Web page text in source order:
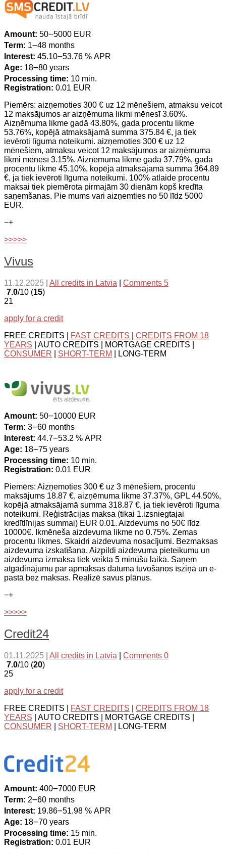
Amount: 50౼5000 EUR
Term: 1౼48 months
Interest: 45.10౼53.76 % APR
Age: 18౼80 years
Processing time: 10 min.
Registration: 0.01 EUR
Piemērs: aizņemoties 300 € uz 12 mēnešiem, atmaksu veicot
12 maksājumos ar aizņēmuma likmi mēnesī 3.60%.
Aizņēmuma likme gadā 43.80%, gada procentu likme
53.76%, kopējā atmaksājamā summa 375.84 €, ja tiek
ievēroti līguma noteikumi. aizņemoties 300 € uz 12
mēnešiem, atmaksu veicot 12 maksājumos ar aizņēmuma
likmi mēnesī 3.15%. Aizņēmuma likme gadā 37.79%, gada
procentu likme 45.10%, kopējā atmaksājamā summa 364.89
€, ja tiek ievēroti līguma noteikumi. 100% atlaide procentu
maksai tiek piemērota pirmajām 30 dienām kopš kredīta
saņemšanas. Pie mums vari aizņemties no 50 līdz 5000
EUR.
−+
>>>>>
Vivus
11.12.2025 All credits in Latvia
Comments 5
7.0/10 (15)
21
apply for a credit
FREE CREDITS |
FAST CREDITS
CREDITS FROM 18
YEARS | AUTO CREDITS | MORTGAGE CREDITS |
CONSUMER
SHORT-TERM | LONG-TERM
Amount: 50౼10000 EUR
Term: 3౼60 months
Interest: 44.7౼53.2 % APR
Age: 18౼75 years
Processing time: 10 min.
Registration: 0.01 EUR
Piemērs: Aizņemoties 300 € uz 3 mēnešiem, procentu
maksājums 18.87 €, aizņēmuma likme 37.37%, GPL 44.50%,
kopējā atmaksājamā summa 318.87 €, ja tiek ievēroti līguma
noteikumi. Reģistrācijas maksa (tikai 1.izsniegtajai
kredītlīnijas summai) EUR 0.01. Aizdevums no 50€ līdz
10000€. Ikmēneša aizdevuma likme no 0.75%. Zemas
procentu likmes. Skaidri aizdevuma nosacījumi. Bezmaksas
aizdevuma izskatīšana. Aizpildi aizdevuma pieteikumu un
aizdevuma izmaksa tiek veikta 5 minūšu laikā. Saņem
atgādinājumu par apmaksas datuma tuvošanos īsziņā un e-
pastā bez maksas. Realizē savus plānus.
−+
>>>>>
Credit24
01.11.2025 All credits in Latvia
Comments 0
7.0/10 (20)
25
apply for a credit
FREE CREDITS |
FAST CREDITS
CREDITS FROM 18
YEARS | AUTO CREDITS | MORTGAGE CREDITS |
CONSUMER
SHORT-TERM | LONG-TERM
Amount: 400౼7000 EUR
Term: 2౼60 months
Interest: 19.86౼51.98 % APR
Age: 18౼70 years
Processing time: 15 min.
Registration: 0.01 EUR